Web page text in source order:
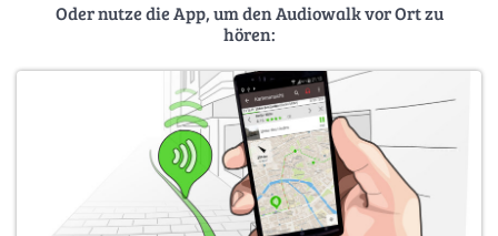
Oder nutze die App, um den Audiowalk vor Ort zu
hören: